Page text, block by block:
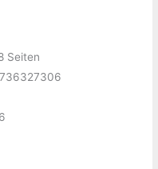
Seiten